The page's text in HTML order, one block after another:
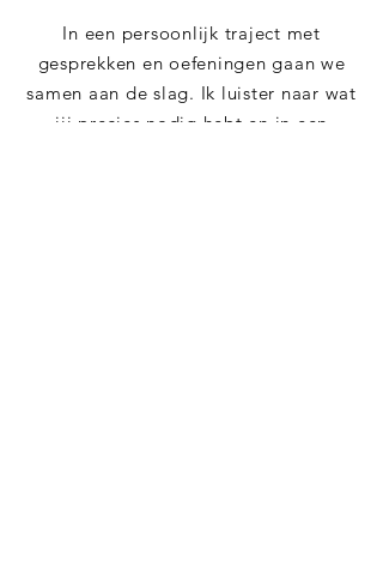
In een persoonlijk traject met
gesprekken en oefeningen gaan we
samen aan de slag. Ik luister naar wat
jij precies nodig hebt en in een